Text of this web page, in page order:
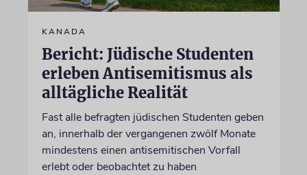
KANADA
Bericht: Jüdische Studenten
erleben Antisemitismus als
alltägliche Realität
Fast alle befragten jüdischen Studenten geben
an, innerhalb der vergangenen zwölf Monate
mindestens einen antisemitischen Vorfall
erlebt oder beobachtet zu haben